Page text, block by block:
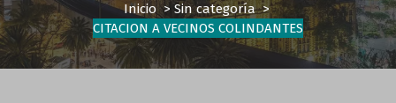
Inicio>Sin categoría>
CITACION A VECINOS COLINDANTES